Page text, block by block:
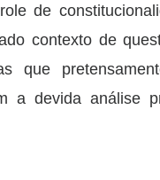
de
contexto de
que
a devida análise